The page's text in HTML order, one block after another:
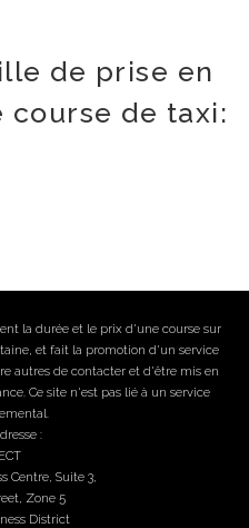
de prise en
course de taxi:
la durée et le prix d'une course sur
et fait la promotion d'un service
autres de contacter et d'être mis en
Ce site n'est pas lié à un service
:
Centre, Suite 3,
Zone 5
District